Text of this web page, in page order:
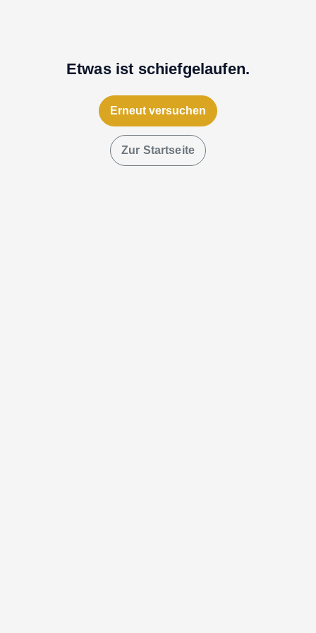
Etwas ist schiefgelaufen.
Erneut versuchen
Zur Startseite